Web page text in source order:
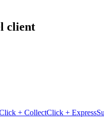
client
+ CollectClick + Express